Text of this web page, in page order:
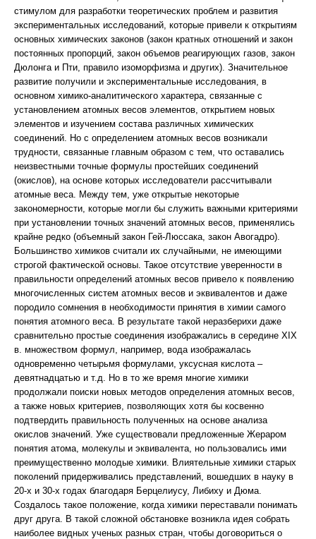
стимулом для разработки теоретических проблем и развития
экспериментальных исследований, которые привели к открытиям
основных химических законов (закон кратных отношений и закон
постоянных пропорций, закон объемов реагирующих газов, закон
Дюлонга и Пти, правило изоморфизма и других). Значительное
развитие получили и экспериментальные исследования, в
основном химико-аналитического характера, связанные с
установлением атомных весов элементов, открытием новых
элементов и изучением состава различных химических
соединений. Но с определением атомных весов возникали
трудности, связанные главным образом с тем, что оставались
неизвестными точные формулы простейших соединений
(окислов), на основе которых исследователи рассчитывали
атомные веса. Между тем, уже открытые некоторые
закономерности, которые могли бы служить важными критериями
при установлении точных значений атомных весов, применялись
крайне редко (объемный закон Гей-Люссака, закон Авогадро).
Большинство химиков считали их случайными, не имеющими
строгой фактической основы. Такое отсутствие уверенности в
правильности определений атомных весов привело к появлению
многочисленных систем атомных весов и эквивалентов и даже
породило сомнения в необходимости принятия в химии самого
понятия атомного веса. В результате такой неразберихи даже
сравнительно простые соединения изображались в середине XIX
в. множеством формул, например, вода изображалась
одновременно четырьмя формулами, уксусная кислота –
девятнадцатью и т.д. Но в то же время многие химики
продолжали поиски новых методов определения атомных весов,
а также новых критериев, позволяющих хотя бы косвенно
подтвердить правильность полученных на основе анализа
окислов значений. Уже существовали предложенные Жераром
понятия атома, молекулы и эквивалента, но пользовались ими
преимущественно молодые химики. Влиятельные химики старых
поколений придерживались представлений, вошедших в науку в
20-х и 30-х годах благодаря Берцелиусу, Либиху и Дюма.
Создалось такое положение, когда химики переставали понимать
друг друга. В такой сложной обстановке возникла идея собрать
наиболее видных ученых разных стран, чтобы договориться о